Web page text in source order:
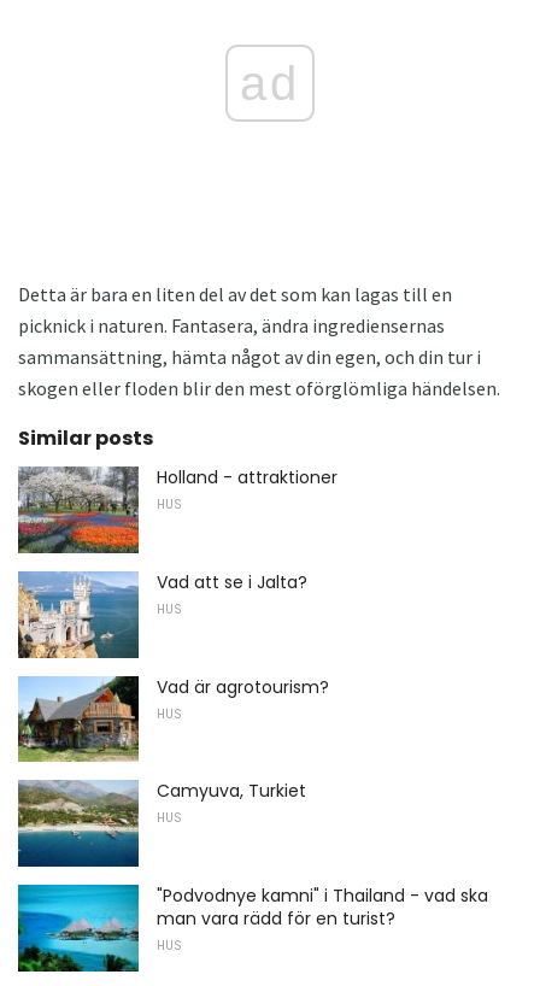
ad
Detta är bara en liten del av det som kan lagas till en
picknick i naturen. Fantasera, ändra ingrediensernas
sammansättning, hämta något av din egen, och din tur i
skogen eller floden blir den mest oförglömliga händelsen.
Similar posts
Holland - attraktioner
HUS
Vad att se i Jalta?
HUS
Vad är agrotourism?
HUS
Camyuva, Turkiet
HUS
"Podvodnye kamni" i Thailand - vad ska
man vara rädd för en turist?
HUS